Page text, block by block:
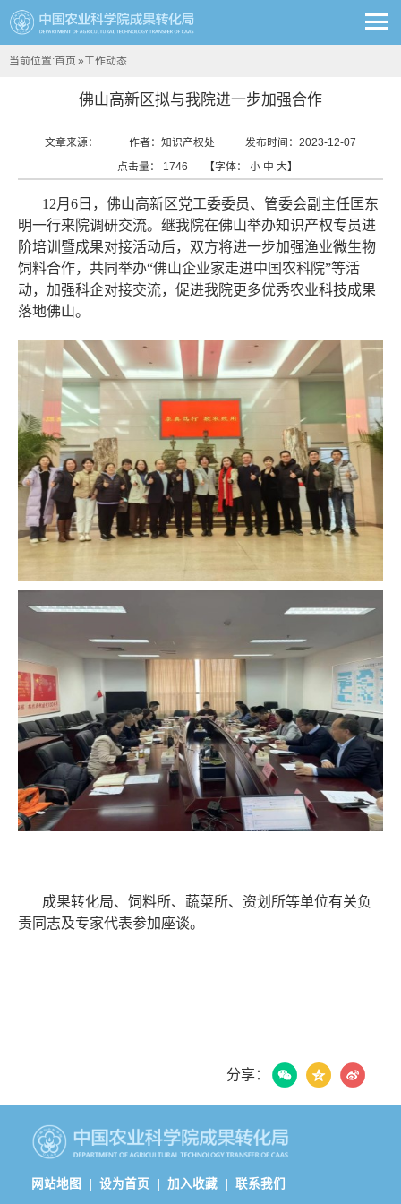
当前位置:首页 »工作动态
佛山高新区拟与我院进一步加强合作
文章来源： 作者：知识产权处
发布时间：2023-12-07
点击量：
1746 【字体： 小 中 大】
12月6日，佛山高新区党工委委员、管委会副主任匡东
明一行来院调研交流。继我院在佛山举办知识产权专员进
阶培训暨成果对接活动后，双方将进一步加强渔业微生物
饲料合作，共同举办“佛山企业家走进中国农科院”等活
动，加强科企对接交流，促进我院更多优秀农业科技成果
落地佛山。
成果转化局、饲料所、蔬菜所、资划所等单位有关负
责同志及专家代表参加座谈。
分享：
网站地图 | 设为首页 | 加入收藏 | 联系我们